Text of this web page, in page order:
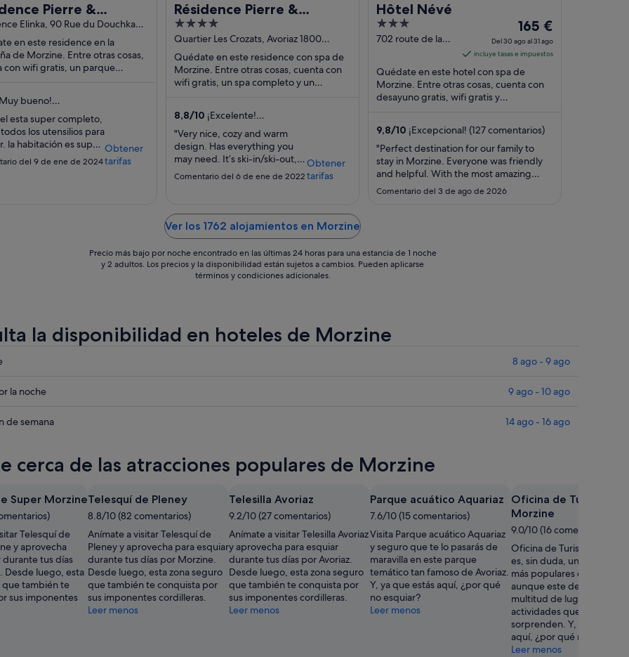
Pierre &
Avoriaz Saskia
Elinka, 90 Rue du Douchka
Haute-Savoie
en este residence en la
de Morzine. Entre otras cosas,
con wifi gratis, un parque
bueno!
esta super completo,
los utensilios para
la habitación es super
y la vista es increíble.
del 9 de ene de 2024
Obtener
tarifas
Résidence Pierre &
Vacances Atria Crozats
4
out
of
5
Quartier Les Crozats, Avoriaz 1800
Avoriaz Haute-Savoie
Quédate en este residence con spa de
Morzine. Entre otras cosas, cuenta con
wifi gratis, un spa completo y un
8,8/10 ¡Excelente!
(198 comentarios)
"Very nice, cozy and warm
design. Has everything you
may need. It’s ski-in/ski-out,
literally, just ask for the slope
Comentario del 6 de ene de 2022
Obtener
tarifas
Hôtel Névé
3
out
5
702 route de la
El
precio
es
de
165 €
del
30
ago
al
165 €
Del 30 ago al 31 ago
incluye tasas e impuestos
Quédate en este hotel con spa de
Morzine. Entre otras cosas, cuenta con
desayuno gratis, wifi gratis y
9,8/10 ¡Excepcional! (127 comentarios)
"Perfect destination for our family to
stay in Morzine. Everyone was friendly
and helpful. With the most amazing
cocktails! Thanks to all."
Comentario del 3 de ago de 2026
Ver los 1762 alojamientos en Morzine
Precio más bajo por noche encontrado en las últimas 24 horas para una estancia de 1 noche
y 2 adultos. Los precios y la disponibilidad están sujetos a cambios. Pueden aplicarse
términos y condiciones adicionales.
la disponibilidad en hoteles de Morzine
8 ago - 9 ago
la noche 9 ago - 10 ago
de semana 14 ago - 16 ago
cerca de las atracciones populares de Morzine
Super Morzine
Telesquí de
y aprovecha
durante tus días
Desde luego, esta
que también te
sus imponentes
Telesquí de Pleney
8.8/10 (82 comentarios)
Anímate a visitar Telesquí de
Pleney y aprovecha para esquiar
durante tus días por Morzine.
Desde luego, esta zona seguro
que también te conquista por
sus imponentes cordilleras.
Leer menos
Telesilla Avoriaz
9.2/10 (27 comentarios)
Anímate a visitar Telesilla Avoriaz
y aprovecha para esquiar
durante tus días por Avoriaz.
Desde luego, esta zona seguro
que también te conquista por
sus imponentes cordilleras.
Leer menos
Parque acuático Aquariaz
7.6/10 (15 comentarios)
Visita Parque acuático Aquariaz
y seguro que te lo pasarás de
maravilla en este parque
temático tan famoso de Avoriaz.
Y, ya que estás aquí, ¿por qué
no esquiar?
Leer menos
Oficina de Turismo de
Morzine
9.0/10 (16 comentarios)
Oficina de Turismo de
es, sin duda, uno de los
más populares de Morzine,
aunque este destino
multitud de lugares y
actividades que seguro
sorprenden. Y, ya que
aquí, ¿por qué no esquiar?
Leer menos